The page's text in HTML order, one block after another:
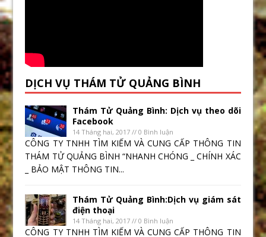
DỊCH VỤ THÁM TỬ QUẢNG BÌNH
Thám Tử Quảng Bình: Dịch vụ theo dõi
Facebook
14 Tháng hai, 2017 // 0 Bình luận
CÔNG TY TNHH TÌM KIẾM VÀ CUNG CẤP THÔNG TIN
THÁM TỬ QUẢNG BÌNH “NHANH CHÓNG _ CHÍNH XÁC
_ BẢO MẬT THÔNG TIN...
Thám Tử Quảng Bình:Dịch vụ giám sát
điện thoại
14 Tháng hai, 2017 // 0 Bình luận
CÔNG TY TNHH TÌM KIẾM VÀ CUNG CẤP THÔNG TIN